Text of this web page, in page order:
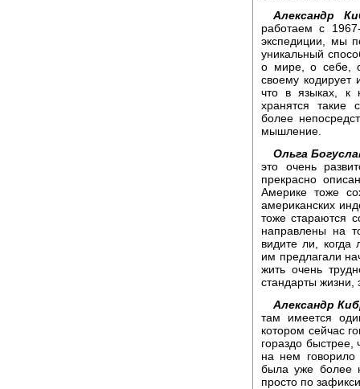
Александр
работаем с
экспедиции, мы
уникальный
о мире, о себе,
своему кодирует
что в языках, к
хранятся такие
более
мышление.
Ольга
это очень
прекрасно
Америке тоже
американских
тоже стараются
направлены на
видите ли, когда
им предлагали
жить очень
стандарты жизни,
Александр
там имеется
котором сейчас
гораздо быстрее,
на нем
была уже более
просто по